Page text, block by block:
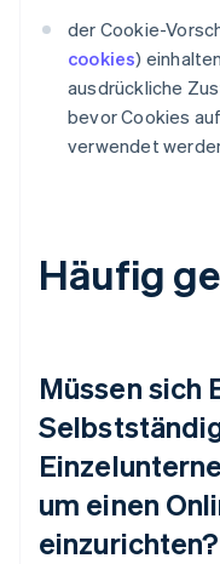
der Cookie-
cookies)
ausdrückliche
bevor Cookies
verwendet
Häufig
Müssen sich
um einen
einzurichten?